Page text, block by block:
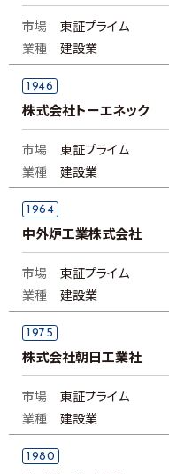
市場
東証プライム
業種
建設業
1946
株式会社トーエネック
市場
東証プライム
業種
建設業
1964
中外炉工業株式会社
市場
東証プライム
業種
建設業
1975
株式会社朝日工業社
市場
東証プライム
業種
建設業
1980